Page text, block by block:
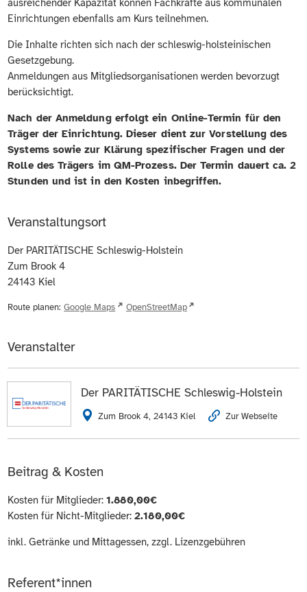
ausreichender Kapazität können Fachkräfte aus kommunalen
Einrichtungen ebenfalls am Kurs teilnehmen.
Die Inhalte richten sich nach der schleswig-holsteinischen
Gesetzgebung.
Anmeldungen aus Mitgliedsorganisationen werden bevorzugt
berücksichtigt.
Nach der Anmeldung erfolgt ein Online-Termin für den
Träger der Einrichtung. Dieser dient zur Vorstellung des
Systems sowie zur Klärung spezifischer Fragen und der
Rolle des Trägers im QM-Prozess. Der Termin dauert ca. 2
Stunden und ist in den Kosten inbegriffen.
Veranstaltungsort
Der PARITÄTISCHE Schleswig-Holstein
Zum Brook 4
24143 Kiel
Route planen: Google Maps OpenStreetMap
Veranstalter
Der PARITÄTISCHE Schleswig-Holstein
Zum Brook 4, 24143 Kiel Zur Webseite
Beitrag & Kosten
Kosten für Mitglieder:1.880,00€
Kosten für Nicht-Mitglieder:2.180,00€
inkl. Getränke und Mittagessen, zzgl. Lizenzgebühren
Referent*innen